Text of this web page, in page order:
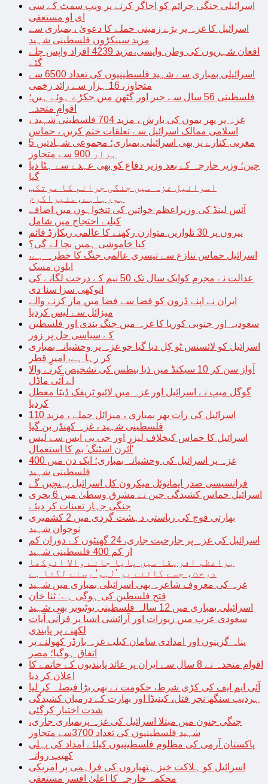
اسرائیلی جنگی جرائم کو اجاگر کرنے پر ویب سمٹ کے سی
ای او مستعفی
اسرائیل کا غزہ پر بڑے زمینی حملے کا دعویٰ ، بمباری سے
مزید سینکڑوں فلسطینی شہید
افغان شہریوں کی وطن واپسی،مزید 4239 افراد واپس چلے
گئے
اسرائیلی بمباری سے شہید فلسطینیوں کی تعداد 6500 سے
متجاوز، 16 ہزار سے زائد زخمی
فلسطینی 56 سال سے جبر اور گٹھن میں جکڑے ہوئے ہیں؛
اقوامِ متحدہ
غزہ پر پھر بموں کی بارش ، مزید 704 فلسطینی شہید ،
اسلامی ممالک اسرائیل سے تعلقات ختم کریں ، حماس
مغربی کنارے پر بھی اسرائیلی بمباری؛ مجموعی شہادتیں 5
ہزار 900 سے متجاوز
چین؛ وزیر خارجہ کے بعد وزیر دفاع کو بھی عہدے سے ہٹا دیا
گیا
اسرائیل غزہ میں جنگی جرائم کا مرتکب
ہورہاہے،منیراکرم
آئس لینڈ کی وزیراعظم خواتین کی تنخواہوں میں اضافے
کیلیے احتجاج میں شامل
پیروں پر 30 تلواریں متوازن رکھنے کا عالمی ریکارڈ قائم
کیا خاموشی ہمیں بچا لے گی؟
اسرائیل حماس تنازع سے تیسری عالمی جنگ کا خطرہ ہے،
ایلون مسک
عدالت نے مجرم کوایک سال تک 50 نیم کے درخت لگانے کی
انوکھی سزا سنا دی
ایران نے اپنے ڈرون کو فضا سے فضا میں مار کرنے والے
میزائل سے لیس کردیا
سعودیہ اور جنوبی کوریا کا غزہ میں جنگ بندی اور فلسطین
کے سیاسی حل پر زور
اسرائیل کو لائسنس ٹو کِل دیا گیا جو غزہ پر وحشیانہ بمباری
کر رہا ہے، امیرِ قطر
آواز سن کر 10 سیکنڈ میں ذیا بیطس کی تشخیص کرنے والا
اے آئی ماڈل
گوگل میپ نے اسرائیل اور غزہ میں لائیو ٹریفک ڈیٹا معطل
کردیا
اسرائیل کی رات بھر بمباری ، میزائل حملے ، مزید 110
فلسطینی شہید ، غزہ کھنڈر بن گیا
اسرائیل کا حماس کیخلاف لیزر اور جی پی ایس سے لیس
‘آئرن اسٹنگ’ بم کا استعمال
غزہ پر اسرائیل کی وحشیانہ بمباری؛ ایک دن میں 400
فلسطینی شہید
فرانسیسی صدر ایمانوئل میکرون کل اسرائیل پہنچیں گے
اسرائیل حماس کشیدگی چین نے مشرق وسطیٰ میں 6 بحری
جنگی جہاز تعینات کر دیئے
بھارتی فوج کی ریاستی دہشت گردی میں 2 کشمیری
نوجوان شہید
اسرائیل کی غزہ پر جارحیت جاری، 24 گھنٹوں کے دوران کم
از کم 400 فلسطینی شہید
براعظم افریقا میں پایا جانے والا انوکھا
درخت، جسے کاٹنے پر ’لہو‘ رسنے لگتا ہے
غزہ کی معروف شاعرہ بھی اسرائیلی بمباری میں شہید
فتح فلسطین کی ہوگی ہے: ثنا خان
اسرائیلی بمباری میں 12 سالہ فلسطینی یوٹیوبر بھی شہید
سعودی عرب میں زیورات اور آرائشی اشیا پر قرآنی آیات
لکھنے پر پابندی
پناہ گزینوں اور امدادی سامان کیلیے غزہ بارڈر کھولنے پر
اتفاق ہوگیا؛ مصر
اقوام متحدہ نے 8 سال سے ایران پر عائد پابندیوں کے خاتمے کا
اعلان کر دیا
آئی ایم ایف کی کڑی شرط، حکومت نے بھی بڑا فیصلہ کر لیا
ہردیپ سنگھ نجر قتل، کینیڈا اور بھارت کے درمیان کشیدگی
شدت اختیار کرگئی
جنگی جنون میں مبتلا اسرائیل کی غزہ پربمباری جاری،
شہید فلسطینیوں کی تعداد 3700سے متجاوز
پاکستان آرمی کی مظلوم فلسطینیوں کیلئے امداد کی پہلی
کھیپ روانہ
اسرائیل کو ہلاکت خیز ہتھیاروں کی فراہمی پر امریکی
محکمہ خارجہ کا اعلیٰ افسر مستعفی